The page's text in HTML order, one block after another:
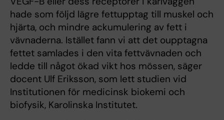
hade som följd lägre fettupptag till muskel och
hjärta, och mindre ackumulering av fett i
vävnaderna. Istället fann vi att det oupptagna
fettet samlades i den vita fettvävnaden och
ledde till något ökad vikt hos mössen, säger
docent Ulf Eriksson, som lett studien vid
Institutionen för medicinsk biokemi och
biofysik, Karolinska Institutet.